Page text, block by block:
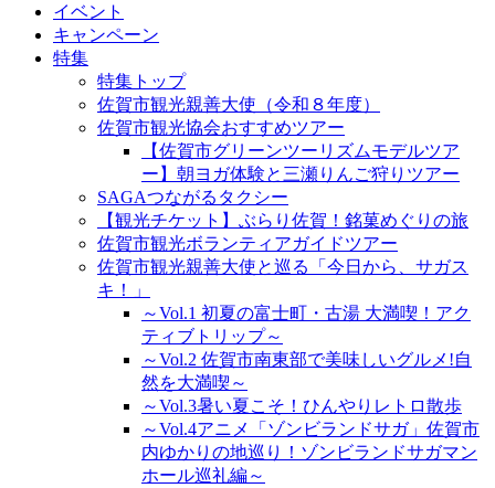
イベント
キャンペーン
特集
特集トップ
佐賀市観光親善大使（令和８年度）
佐賀市観光協会おすすめツアー
【佐賀市グリーンツーリズムモデルツア
ー】朝ヨガ体験と三瀬りんご狩りツアー
SAGAつながるタクシー
【観光チケット】ぶらり佐賀！銘菓めぐりの旅
佐賀市観光ボランティアガイドツアー
佐賀市観光親善大使と巡る「今日から、サガス
キ！」
～Vol.1 初夏の富士町・古湯 大満喫！アク
ティブトリップ～
～Vol.2 佐賀市南東部で美味しいグルメ!自
然を大満喫～
～Vol.3暑い夏こそ！ひんやりレトロ散歩
～Vol.4アニメ「ゾンビランドサガ」佐賀市
内ゆかりの地巡り！ゾンビランドサガマン
ホール巡礼編～